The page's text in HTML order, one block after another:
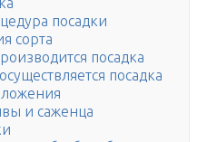
посадки
сорта
посадка
посадка
и саженца